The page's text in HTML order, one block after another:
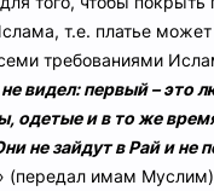
т.е. платье
требованиями
видел: первый – это
и в то же
зайдут в Рай и не
(передал имам